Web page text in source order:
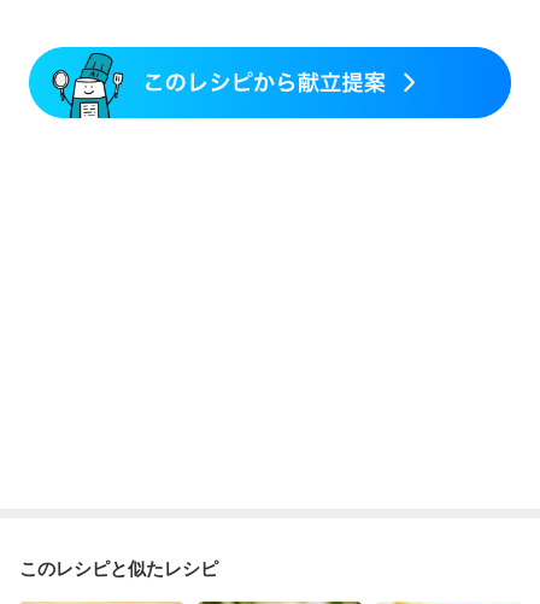
乳がん治療を終えた方・経過観察中の方など
産後（ミルク）
骨折 骨粗しょう症
関節リウマチ
貧血対策
このレシピと似たレシピ